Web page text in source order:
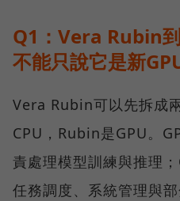
Q1：Vera Rubin
不能只說它是新
Vera Rubin可以先拆成
CPU，Rubin是GPU。
責處理模型訓練與推理；
任務調度、系統管理與